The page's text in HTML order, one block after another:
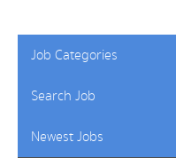
Job Categories
Search Job
Newest Jobs